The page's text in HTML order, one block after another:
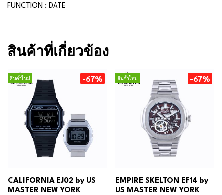
FUNCTION : DATE
สินค้าที่เกี่ยวข้อง
สินค้าใหม่ -67%
CALIFORNIA EJ02 by US
MASTER NEW YORK
สินค้าใหม่ -67%
EMPIRE SKELTON EF14 by
US MASTER NEW YORK